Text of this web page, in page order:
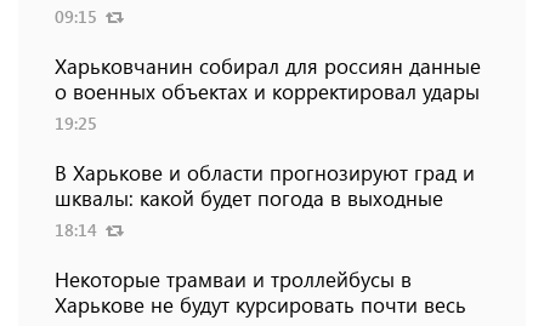
09:15
Харьковчанин собирал для россиян данные
о военных объектах и ​​корректировал удары
19:25
В Харькове и области прогнозируют град и
шквалы: какой будет погода в выходные
18:14
Некоторые трамваи и троллейбусы в
Харькове не будут курсировать почти весь